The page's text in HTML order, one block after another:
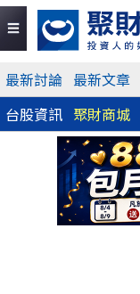
最新討論 最新文章
台股資訊 聚財商城